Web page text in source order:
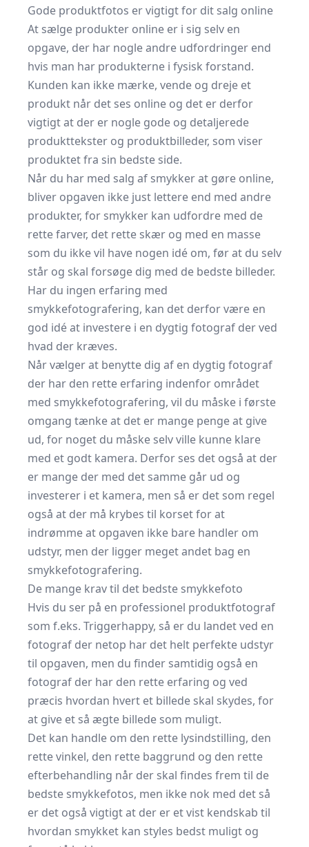
Gode produktfotos er vigtigt for dit salg online
At sælge produkter online er i sig selv en
opgave, der har nogle andre udfordringer end
hvis man har produkterne i fysisk forstand.
Kunden kan ikke mærke, vende og dreje et
produkt når det ses online og det er derfor
vigtigt at der er nogle gode og detaljerede
produkttekster og produktbilleder, som viser
produktet fra sin bedste side.
Når du har med salg af smykker at gøre online,
bliver opgaven ikke just lettere end med andre
produkter, for smykker kan udfordre med de
rette farver, det rette skær og med en masse
som du ikke vil have nogen idé om, før at du selv
står og skal forsøge dig med de bedste billeder.
Har du ingen erfaring med
smykkefotografering, kan det derfor være en
god idé at investere i en dygtig fotograf der ved
hvad der kræves.
Når vælger at benytte dig af en dygtig fotograf
der har den rette erfaring indenfor området
med smykkefotografering, vil du måske i første
omgang tænke at det er mange penge at give
ud, for noget du måske selv ville kunne klare
med et godt kamera. Derfor ses det også at der
er mange der med det samme går ud og
investerer i et kamera, men så er det som regel
også at der må krybes til korset for at
indrømme at opgaven ikke bare handler om
udstyr, men der ligger meget andet bag en
smykkefotografering.
De mange krav til det bedste smykkefoto
Hvis du ser på en professionel produktfotograf
som f.eks. Triggerhappy, så er du landet ved en
fotograf der netop har det helt perfekte udstyr
til opgaven, men du finder samtidig også en
fotograf der har den rette erfaring og ved
præcis hvordan hvert et billede skal skydes, for
at give et så ægte billede som muligt.
Det kan handle om den rette lysindstilling, den
rette vinkel, den rette baggrund og den rette
efterbehandling når der skal findes frem til de
bedste smykkefotos, men ikke nok med det så
er det også vigtigt at der er et vist kendskab til
hvordan smykket kan styles bedst muligt og